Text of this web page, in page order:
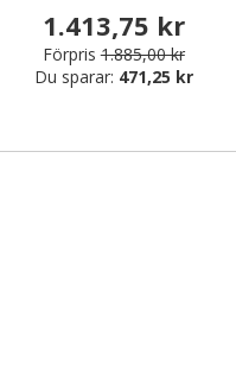
1.413,75 kr
Förpris 1.885,00 kr
Du sparar: 471,25 kr